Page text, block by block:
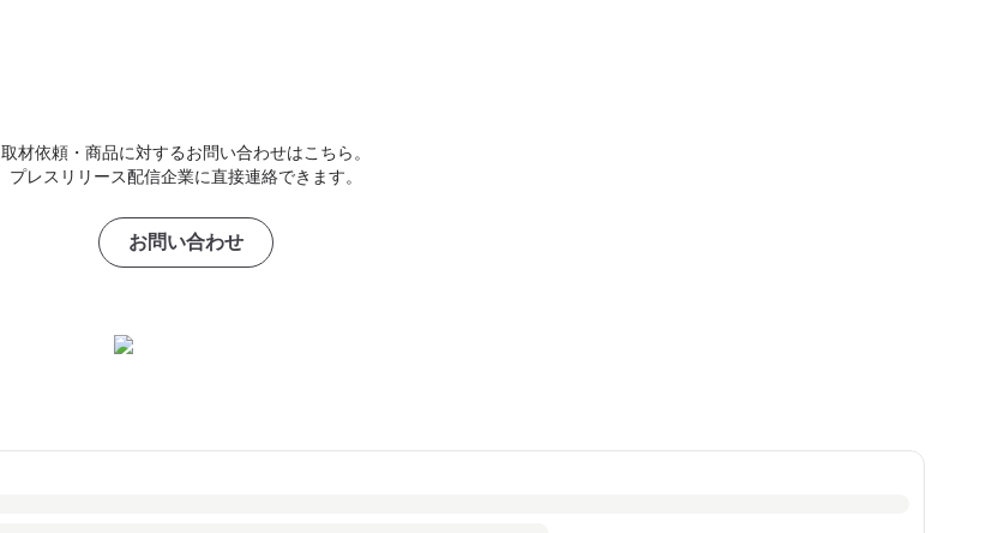
取材依頼・商品に対するお問い合わせはこちら。
プレスリリース配信企業に直接連絡できます。
お問い合わせ